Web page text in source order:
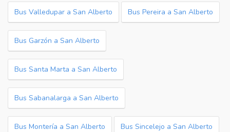
Bus Valledupar a San Alberto Bus Pereira a San Alberto
Bus Garzón a San Alberto
Bus Santa Marta a San Alberto
Bus Sabanalarga a San Alberto
Bus Montería a San Alberto Bus Sincelejo a San Alberto